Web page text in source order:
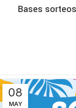
Bases
08
MAY